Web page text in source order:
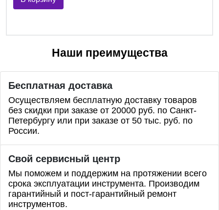
Наши преимущества
Бесплатная доставка
Осуществляем бесплатную доставку товаров
без скидки при заказе от 20000 руб. по Санкт-
Петербургу или при заказе от 50 тыс. руб. по
России.
Свой сервисный центр
Мы поможем и поддержим на протяжении всего
срока эксплуатации инструмента. Производим
гарантийный и пост-гарантийный ремонт
инструментов.